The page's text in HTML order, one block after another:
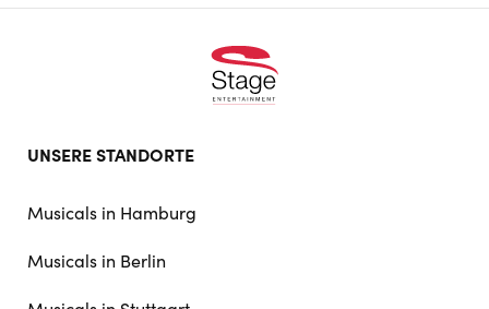
doormat
UNSERE STANDORTE
Musicals in Hamburg
Musicals in Berlin